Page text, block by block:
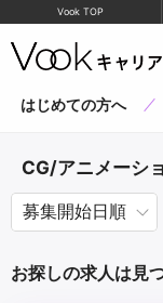
Vook TOP
はじめての方へ
CG/アニメーシ
お探しの求人は見